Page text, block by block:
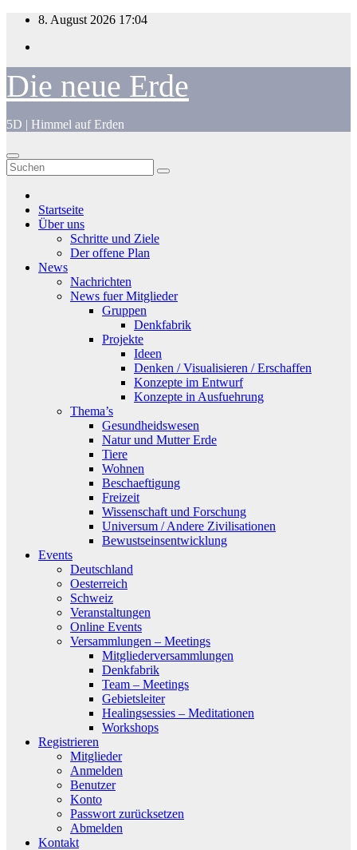
Zum
springen
8. August 2026 17:04
Die neue Erde
5D | Himmel auf Erden
Startseite
Über uns
Schritte und Ziele
Der offene Plan
News
Nachrichten
News fuer Mitglieder
Gruppen
Denkfabrik
Projekte
Ideen
Denken / Visualisieren / Erschaffen
Konzepte im Entwurf
Konzepte in Ausfuehrung
Thema’s
Gesundheidswesen
Natur und Mutter Erde
Tiere
Wohnen
Beschaeftigung
Freizeit
Wissenschaft und Forschung
Universum / Andere Zivilisationen
Bewustseinsentwicklung
Events
Deutschland
Oesterreich
Schweiz
Veranstaltungen
Online Events
Versammlungen – Meetings
Mitgliederversammlungen
Denkfabrik
Team – Meetings
Gebietsleiter
Healingsessies – Meditationen
Workshops
Registrieren
Mitglieder
Anmelden
Benutzer
Konto
Passwort zurücksetzen
Abmelden
Kontakt